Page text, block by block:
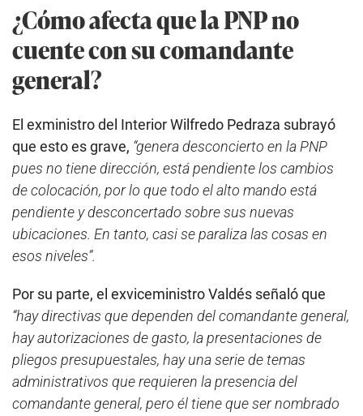
¿Cómo afecta que la PNP no
cuente con su comandante
general?
El exministro del Interior Wilfredo Pedraza subrayó
que esto es grave, “genera desconcierto en la PNP
pues no tiene dirección, está pendiente los cambios
de colocación, por lo que todo el alto mando está
pendiente y desconcertado sobre sus nuevas
ubicaciones. En tanto, casi se paraliza las cosas en
esos niveles”.
Por su parte, el exviceministro Valdés señaló que
“hay directivas que dependen del comandante general,
hay autorizaciones de gasto, la presentaciones de
pliegos presupuestales, hay una serie de temas
administrativos que requieren la presencia del
comandante general, pero él tiene que ser nombrado